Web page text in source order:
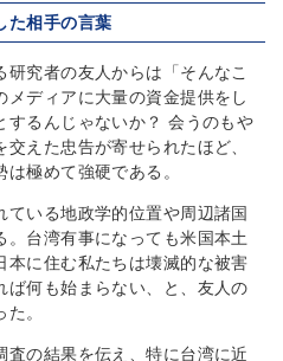
た相手の言葉
究者の友人からは「そんなこ
メディアに大量の資金提供をし
するんじゃないか？ 会うのもや
えた忠告が寄せられたほど、
極めて強硬である。
ている地政学的位置や周辺諸国
。台湾有事になっても米国本土
本に住む私たちは壊滅的な被害
ば何も始まらない、と、友人の
。
の結果を伝え、特に台湾に近